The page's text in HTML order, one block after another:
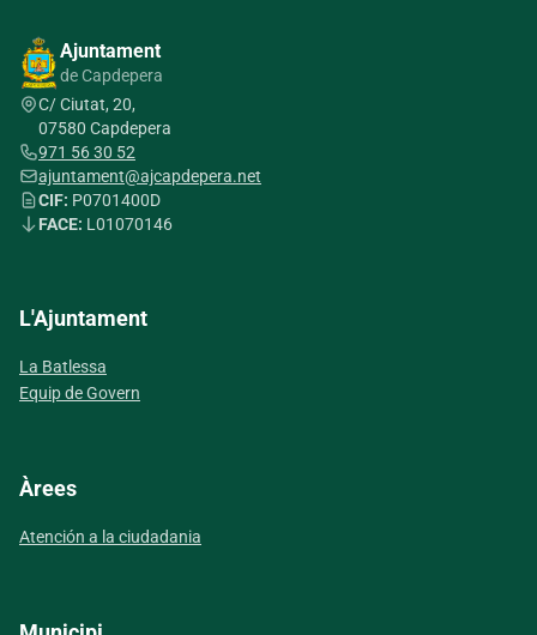
Ajuntament
de Capdepera
C/ Ciutat, 20,
07580 Capdepera
971 56 30 52
ajuntament@ajcapdepera.net
CIF: P0701400D
FACE: L01070146
L'Ajuntament
La Batlessa
Equip de Govern
Àrees
Atención a la ciudadania